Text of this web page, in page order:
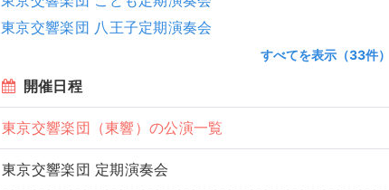
東京交響楽団 八王子定期演奏会
すべてを表示（33件）
開催日程
東京交響楽団（東響）の公演一覧
東京交響楽団 定期演奏会